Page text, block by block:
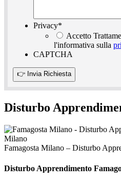
Privacy*
Accetto
l'informativa sulla
CAPTCHA
Disturbo
Famagosta Milano – Disturbo
Disturbo Apprendimento